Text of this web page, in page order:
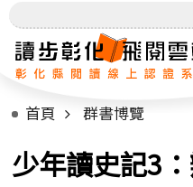
首頁 群書博覽
少年讀史記3